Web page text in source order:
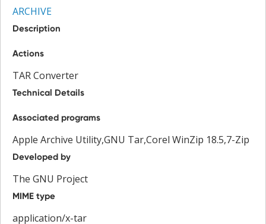
ARCHIVE
Description
Actions
TAR Converter
Technical Details
Associated programs
Apple Archive Utility,GNU Tar,Corel WinZip 18.5,7-Zip
Developed by
The GNU Project
MIME type
application/x-tar